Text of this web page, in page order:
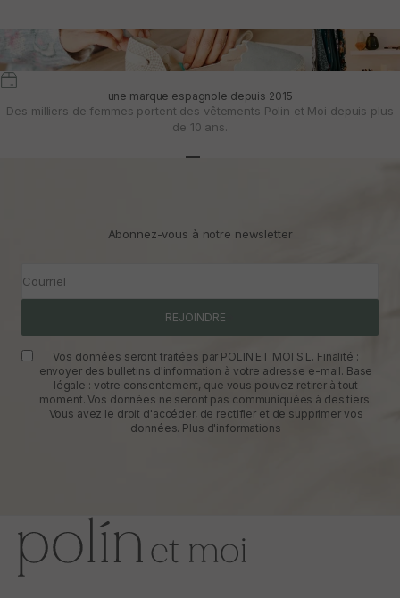
une marque espagnole depuis 2015
Des milliers de femmes portent des vêtements Polin et Moi depuis plus
de 10 ans.
Abonnez-vous à notre newsletter
Courriel
REJOINDRE
Vos données seront traitées par POLIN ET MOI S.L. Finalité :
envoyer des bulletins d'information à votre adresse e-mail. Base
légale : votre consentement, que vous pouvez retirer à tout
moment. Vos données ne seront pas communiquées à des tiers.
Vous avez le droit d'accéder, de rectifier et de supprimer vos
données. Plus d'informations